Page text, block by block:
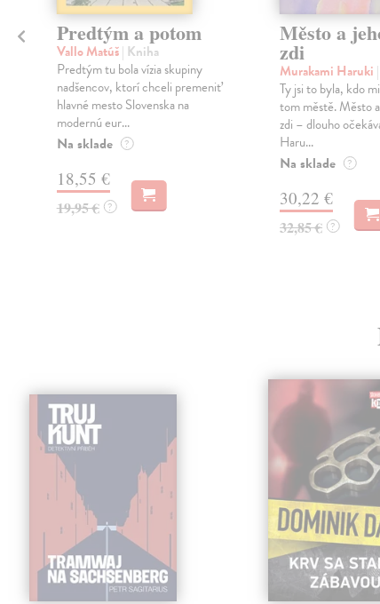
Predtým a potom
Vallo Matúš| Kniha
Predtým tu bola vízia skupiny
nadšencov, ktorí chceli premeniť
hlavné mesto Slovenska na
modernú eur...
Na sklade ?
18,55 €
19,95 € ?
Město a
zdi
Murakami Haruki
Ty jsi to byla, kdo
tom městě. Město
zdi – dlouho
Haru...
Na sklade ?
30,22 €
32,85 € ?